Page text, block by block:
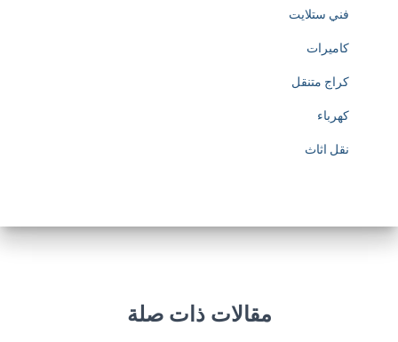
فني ستلايت
كاميرات
كراج متنقل
كهرباء
نقل اثاث
مقالات ذات صلة